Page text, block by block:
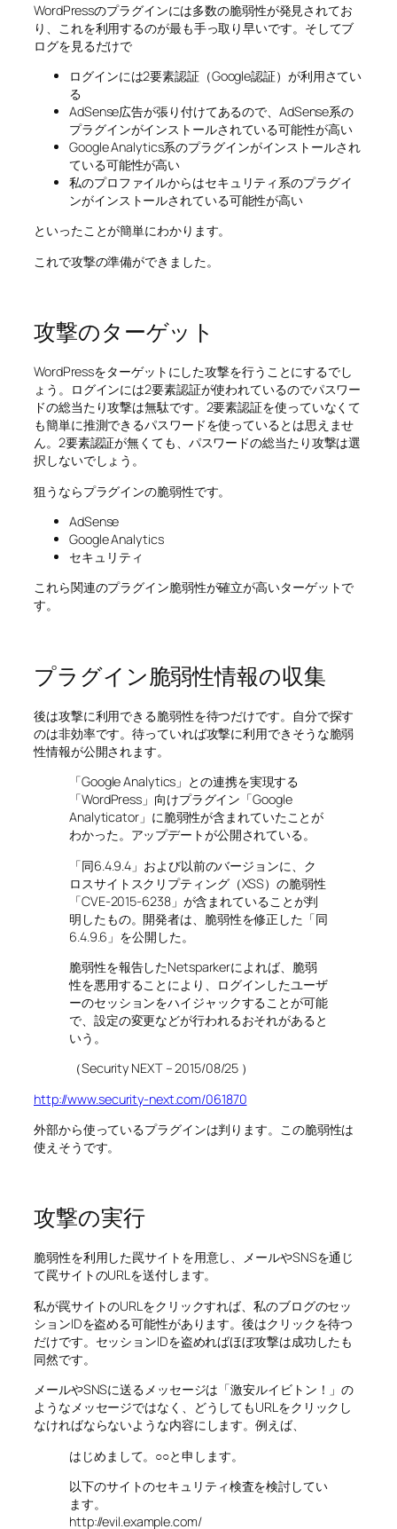
WordPressのプラグインには多数の脆弱性が発見されてお
り、これを利用するのが最も手っ取り早いです。そしてブ
ログを見るだけで
ログインには2要素認証（Google認証）が利用さてい
る
AdSense広告が張り付けてあるので、AdSense系の
プラグインがインストールされている可能性が高い
Google Analytics系のプラグインがインストールされ
ている可能性が高い
私のプロファイルからはセキュリティ系のプラグイ
ンがインストールされている可能性が高い
といったことが簡単にわかります。
これで攻撃の準備ができました。
攻撃のターゲット
WordPressをターゲットにした攻撃を行うことにするでし
ょう。ログインには2要素認証が使われているのでパスワー
ドの総当たり攻撃は無駄です。2要素認証を使っていなくて
も簡単に推測できるパスワードを使っているとは思えませ
ん。2要素認証が無くても、パスワードの総当たり攻撃は選
択しないでしょう。
狙うならプラグインの脆弱性です。
AdSense
Google Analytics
セキュリティ
これら関連のプラグイン脆弱性が確立が高いターゲットで
す。
プラグイン脆弱性情報の収集
後は攻撃に利用できる脆弱性を待つだけです。自分で探す
のは非効率です。待っていれば攻撃に利用できそうな脆弱
性情報が公開されます。
「Google Analytics」との連携を実現する
「WordPress」向けプラグイン「Google
Analyticator」に脆弱性が含まれていたことが
わかった。アップデートが公開されている。
「同6.4.9.4」および以前のバージョンに、ク
ロスサイトスクリプティング（XSS）の脆弱性
「CVE-2015-6238」が含まれていることが判
明したもの。開発者は、脆弱性を修正した「同
6.4.9.6」を公開した。
脆弱性を報告したNetsparkerによれば、脆弱
性を悪用することにより、ログインしたユーザ
ーのセッションをハイジャックすることが可能
で、設定の変更などが行われるおそれがあると
いう。
（Security NEXT – 2015/08/25 ）
http://www.security-next.com/061870
外部から使っているプラグインは判ります。この脆弱性は
使えそうです。
攻撃の実行
脆弱性を利用した罠サイトを用意し、メールやSNSを通じ
て罠サイトのURLを送付します。
私が罠サイトのURLをクリックすれば、私のブログのセッ
ションIDを盗める可能性があります。後はクリックを待つ
だけです。セッションIDを盗めればほぼ攻撃は成功したも
同然です。
メールやSNSに送るメッセージは「激安ルイビトン！」の
ようなメッセージではなく、どうしてもURLをクリックし
なければならないような内容にします。例えば、
はじめまして。○○と申します。
以下のサイトのセキュリティ検査を検討してい
ます。
http://evil.example.com/